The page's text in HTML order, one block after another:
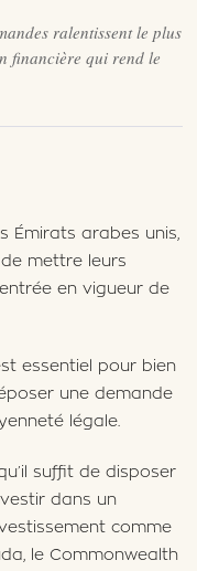
ralentissent le plus
financière qui rend le
Émirats arabes unis,
mettre leurs
en vigueur de
essentiel pour bien
une demande
légale.
suffit de disposer
dans un
comme
le Commonwealth